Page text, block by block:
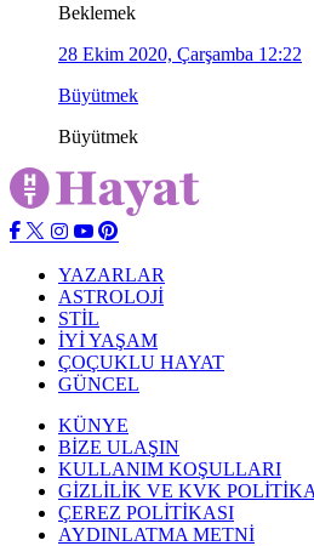
Beklemek
28 Ekim 2020, Çarşamba 12:22
Büyütmek
Büyütmek
YAZARLAR
ASTROLOJİ
STİL
İYİ YAŞAM
ÇOÇUKLU HAYAT
GÜNCEL
KÜNYE
BİZE ULAŞIN
KULLANIM KOŞULLARI
GİZLİLİK VE KVK
ÇEREZ POLİTİKASI
AYDINLATMA METNİ